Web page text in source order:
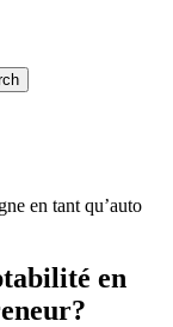
en tant qu’auto
en